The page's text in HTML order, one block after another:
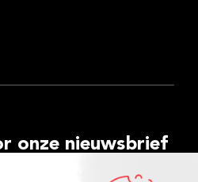
onze nieuwsbrief